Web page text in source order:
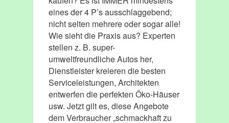
eines der 4 P’s ausschlaggebend;
nicht selten mehrere oder sogar alle!
Wie sieht die Praxis aus? Experten
stellen z. B. super-
umweltfreundliche Autos her,
Dienstleister kreieren die besten
Serviceleistungen, Architekten
entwerfen die perfekten Öko-Häuser
usw. Jetzt gilt es, diese Angebote
dem Verbraucher „schmackhaft zu